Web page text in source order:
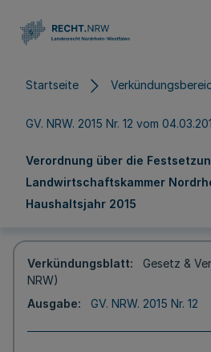
Startseite
GV. NRW. 2015 Nr. 12 vom
Verordnung über die
Landwirtschaftskammer
Haushaltsjahr 2015
Verkündungsblatt
Gesetz &
NRW)
Ausgabe
GV. NRW. 2015 Nr. 12